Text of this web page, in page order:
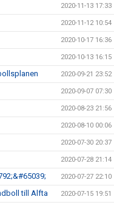
2020-11-13 17:33
2020-11-12 10:54
2020-10-17 16:36
2020-10-13 16:15
2020-09-21 23:52
2020-09-07 07:30
2020-08-23 21:56
2020-08-10 00:06
2020-07-30 20:37
2020-07-28 21:14
2020-07-27 22:10
till Alfta 2020-07-15 19:51